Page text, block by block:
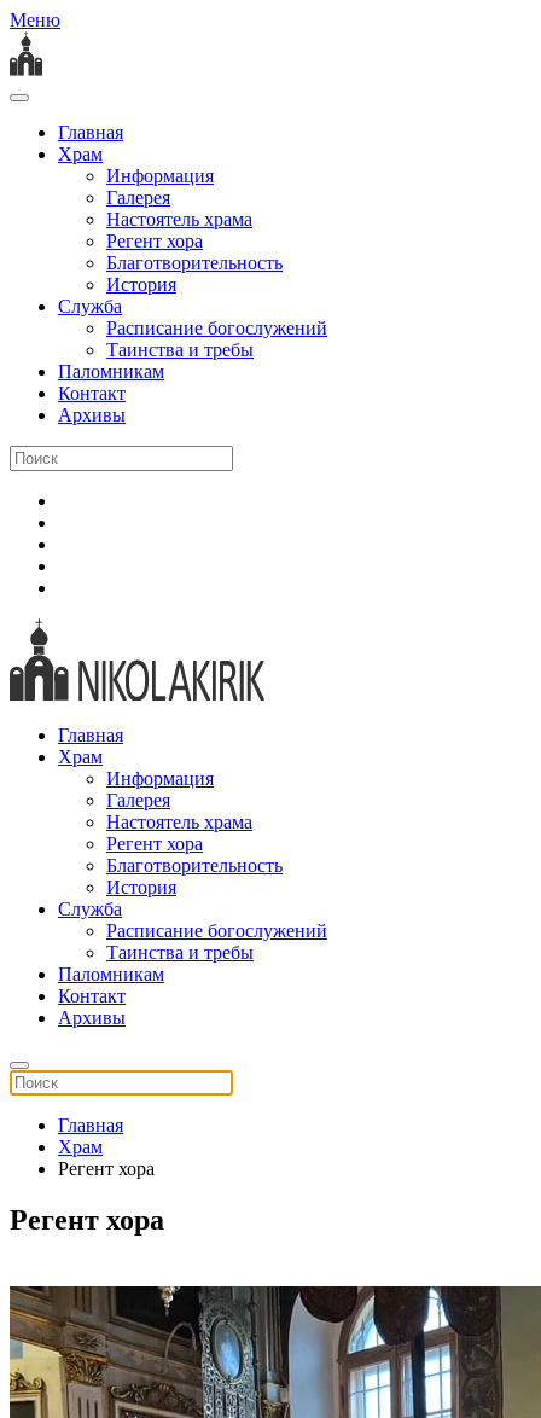
Меню
Главная
Храм
Информация
Галерея
Настоятель храма
Регент хора
Благотворительность
История
Служба
Расписание богослужений
Таинства и требы
Паломникам
Контакт
Архивы
Главная
Храм
Информация
Галерея
Настоятель храма
Регент хора
Благотворительность
История
Служба
Расписание богослужений
Таинства и требы
Паломникам
Контакт
Архивы
Главная
Храм
Регент хора
Регент хора